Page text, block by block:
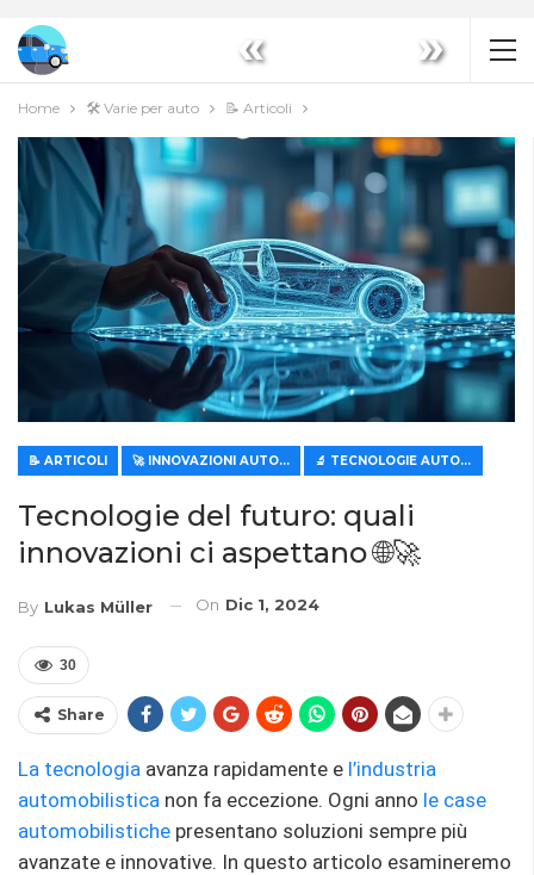
« »
Home 🛠️ Varie per auto 📝 Articoli
📝 ARTICOLI 🚀 INNOVAZIONI AUTOMOBILISTICHE 🔬 TECNOLOGIE AUTOMOBILISTICHE MODERNE
Tecnologie del futuro: quali
innovazioni ci aspettano 🌐🚀
By Lukas Müller On Dic 1, 2024
30
Share
La tecnologia avanza rapidamente e l’industria
automobilistica non fa eccezione. Ogni anno le case
automobilistiche presentano soluzioni sempre più
avanzate e innovative. In questo articolo esamineremo